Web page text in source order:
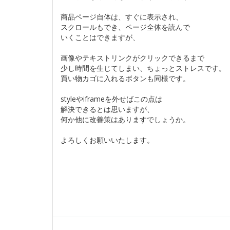
商品ページ自体は、すぐに表示され、
スクロールもでき、ページ全体を読んで
いくことはできますが、
画像やテキストリンクがクリックできるまで
少し時間を生じてしまい、ちょっとストレスです。
買い物カゴに入れるボタンも同様です。
styleやiframeを外せばこの点は
解決できるとは思いますが、
何か他に改善策はありますでしょうか。
よろしくお願いいたします。